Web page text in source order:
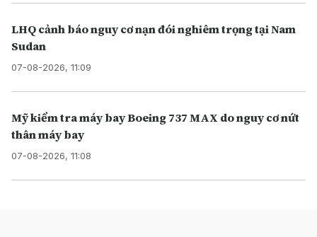
LHQ cảnh báo nguy cơ nạn đói nghiêm trọng tại Nam
Sudan
07-08-2026, 11:09
Mỹ kiểm tra máy bay Boeing 737 MAX do nguy cơ nứt
thân máy bay
07-08-2026, 11:08